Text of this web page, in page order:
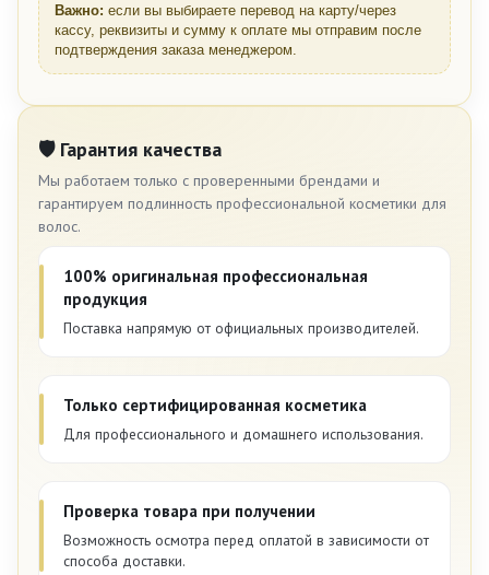
Важно: если вы выбираете перевод на карту/через
кассу, реквизиты и сумму к оплате мы отправим после
подтверждения заказа менеджером.
🛡 Гарантия качества
Мы работаем только с проверенными брендами и
гарантируем подлинность профессиональной косметики для
волос.
100% оригинальная профессиональная
продукция
Поставка напрямую от официальных производителей.
Только сертифицированная косметика
Для профессионального и домашнего использования.
Проверка товара при получении
Возможность осмотра перед оплатой в зависимости от
способа доставки.